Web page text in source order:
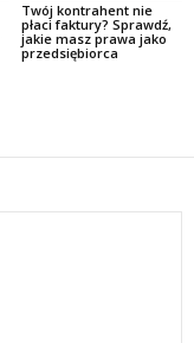
Twój kontrahent nie
płaci faktury? Sprawdź,
jakie masz prawa jako
przedsiębiorca